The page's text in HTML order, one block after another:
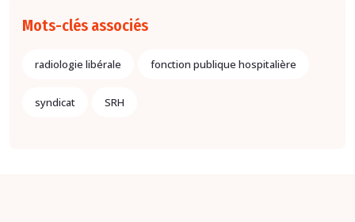
Mots-clés associés
radiologie libérale fonction publique hospitalière
syndicat SRH